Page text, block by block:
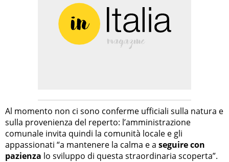
Al momento non ci sono conferme ufficiali sulla natura e
sulla provenienza del reperto: l’amministrazione
comunale invita quindi la comunità locale e gli
appassionati “a mantenere la calma e a seguire con
pazienza lo sviluppo di questa straordinaria scoperta”.